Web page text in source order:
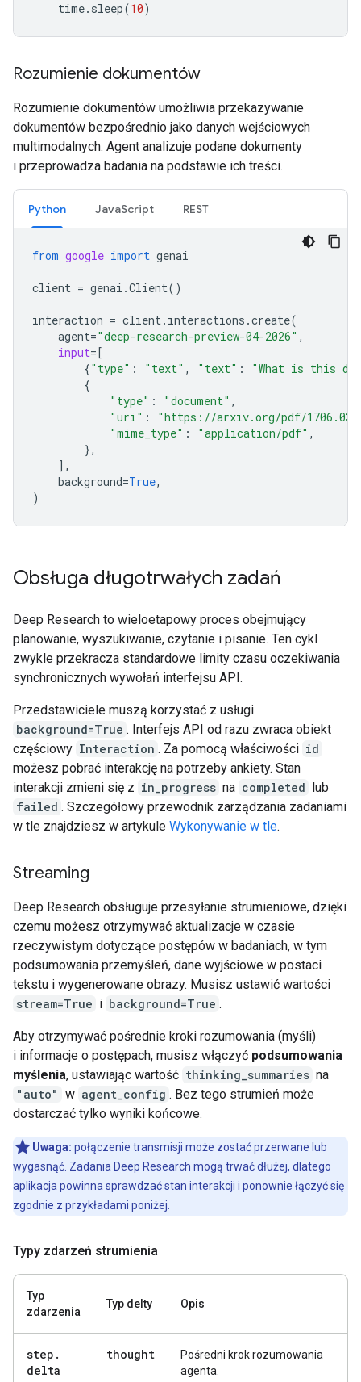
time. sleep(10)
Rozumienie dokumentów
Rozumienie dokumentów umożliwia przekazywanie
dokumentów bezpośrednio jako danych wejściowych
multimodalnych. Agent analizuje podane dokumenty
i przeprowadza badania na podstawie ich treści.
Python JavaScript REST
from google import genai
client = genai .Client()
interaction = client. interactions .create(
agent="deep-research-preview-04-2026" ,
input=[
{"type" : "text" , "text" :
"What is this
{
"type" : "document" ,
"uri" :
"https://arxiv.org/pdf/
"mime_type" : "application/pdf" ,
},
],
background=True,
)
Obsługa długotrwałych zadań
Deep Research to wieloetapowy proces obejmujący
planowanie, wyszukiwanie, czytanie i pisanie. Ten cykl
zwykle przekracza standardowe limity czasu oczekiwania
synchronicznych wywołań interfejsu API.
Przedstawiciele muszą korzystać z usługi
background=True . Interfejs API od razu zwraca obiekt
częściowy Interaction . Za pomocą właściwości id
możesz pobrać interakcję na potrzeby ankiety. Stan
interakcji zmieni się z in_progress na completed lub
failed . Szczegółowy przewodnik zarządzania zadaniami
w tle znajdziesz w artykule Wykonywanie w tle.
Streaming
Deep Research obsługuje przesyłanie strumieniowe, dzięki
czemu możesz otrzymywać aktualizacje w czasie
rzeczywistym dotyczące postępów w badaniach, w tym
podsumowania przemyśleń, dane wyjściowe w postaci
tekstu i wygenerowane obrazy. Musisz ustawić wartości
stream=True i background=True .
Aby otrzymywać pośrednie kroki rozumowania (myśli)
i informacje o postępach, musisz włączyć podsumowania
myślenia, ustawiając wartość thinking_summaries na
"auto" w agent_config . Bez tego strumień może
dostarczać tylko wyniki końcowe.
Uwaga: połączenie transmisji może zostać przerwane lub
wygasnąć. Zadania Deep Research mogą trwać dłużej, dlatego
aplikacja powinna sprawdzać stan interakcji i ponownie łączyć się
zgodnie z przykładami poniżej.
Typy zdarzeń strumienia
Typ
zdarzenia
Typ delty Opis
step .
delta
thought
Pośredni krok rozumowania
agenta.